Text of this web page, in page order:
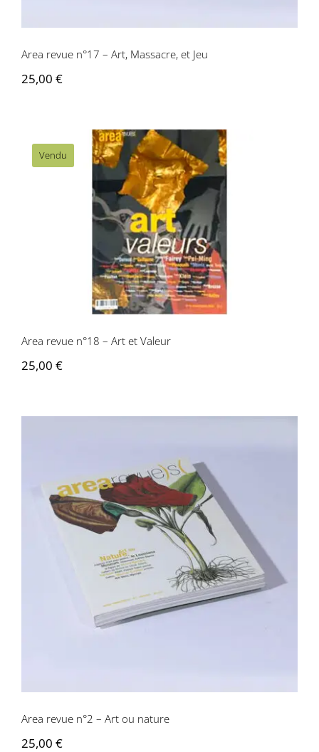
Area revue n°17 – Art, Massacre, et Jeu
25,00 €
Vendu
Area revue n°18 – Art et Valeur
Area revue n°18 – Art et Valeur
25,00 €
Area revue n°2 – Art ou nature
Area revue n°2 – Art ou nature
25,00 €